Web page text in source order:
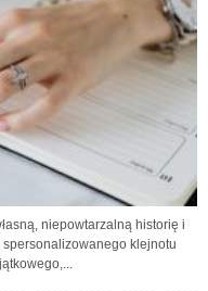
niepowtarzalną historię i
klejnotu